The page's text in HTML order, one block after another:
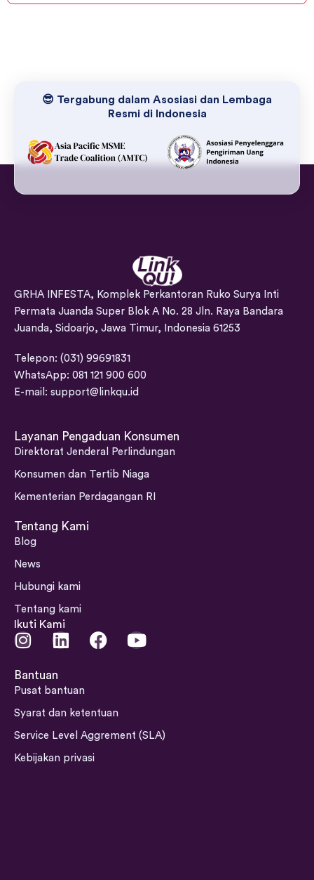
😎 Tergabung dalam Asosiasi dan Lembaga
Resmi di Indonesia
GRHA INFESTA, Komplek Perkantoran Ruko Surya Inti
Permata Juanda Super Blok A No. 28 Jln. Raya Bandara
Juanda, Sidoarjo, Jawa Timur, Indonesia 61253
Telepon: (031) 99691831
WhatsApp: 081 121 900 600
E-mail: support@linkqu.id
Layanan Pengaduan Konsumen
Direktorat Jenderal Perlindungan
Konsumen dan Tertib Niaga
Kementerian Perdagangan RI
Tentang Kami
Blog
News
Hubungi kami
Tentang kami
Ikuti Kami
I
s
t
a
r
a
L
k
e
i
n
F
b
o
Y
b
e
Bantuan
Pusat bantuan
Syarat dan ketentuan
Service Level Aggrement (SLA)
Kebijakan privasi